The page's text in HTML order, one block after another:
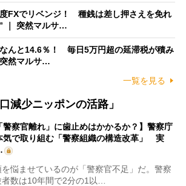
度FXでリベンジ！ 種銭は差し押さえを免れ
｜ 突然マルサ…
なんと14.6％！ 毎日5万円超の延滞税が積み
突然マルサ…
一覧を見る
減少ニッポンの活路」
警察官離れ」に歯止めはかかるか？】警察庁
気で取り組む「警察組織の構造改革」 実
悩ませているのが「警察官不足」だ。警察
数は10年間で2分の1以…